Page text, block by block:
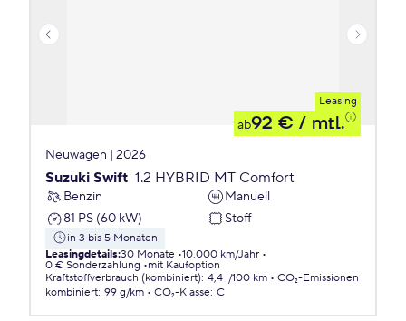
Leasing
ab92 € / mtl.
Neuwagen | 2026
Suzuki Swift 1.2 HYBRID MT Comfort
Benzin
Manuell
81 PS (60 kW)
Stoff
in 3 bis 5 Monaten
Leasingdetails:30 Monate 10.000 km/Jahr
0 € Sonderzahlung
mit Kaufoption
Kraftstoffverbrauch (kombiniert): 4,4 l/100 km
CO₂-Emissionen
kombiniert: 99 g/km CO₂-Klasse: C